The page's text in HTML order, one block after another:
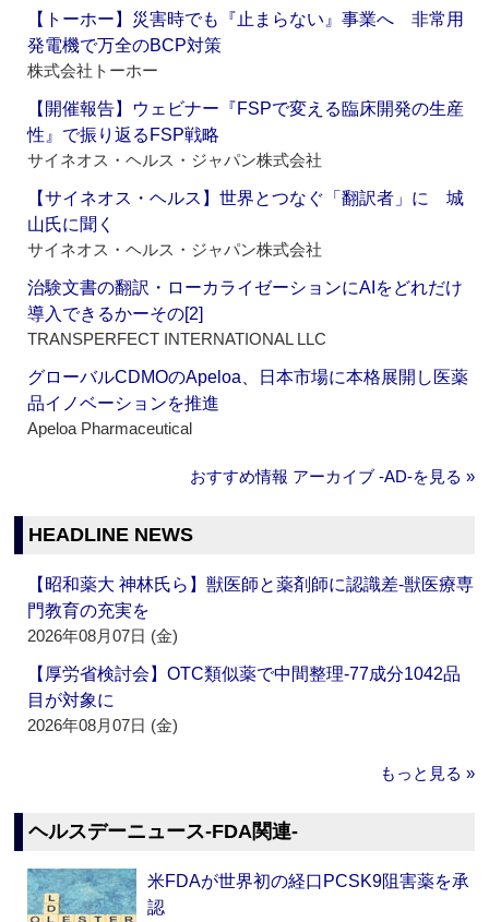
【トーホー】災害時でも『止まらない』事業へ 非常用
発電機で万全のBCP対策
株式会社トーホー
【開催報告】ウェビナー『FSPで変える臨床開発の生産
性』で振り返るFSP戦略
サイネオス・ヘルス・ジャパン株式会社
【サイネオス・ヘルス】世界とつなぐ「翻訳者」に 城
山氏に聞く
サイネオス・ヘルス・ジャパン株式会社
治験文書の翻訳・ローカライゼーションにAIをどれだけ
導入できるかーその[2]
TRANSPERFECT INTERNATIONAL LLC
グローバルCDMOのApeloa、日本市場に本格展開し医薬
品イノベーションを推進
Apeloa Pharmaceutical
おすすめ情報 アーカイブ ‐AD‐を見る »
HEADLINE NEWS
【昭和薬大 神林氏ら】獣医師と薬剤師に認識差‐獣医療専
門教育の充実を
2026年08月07日 (金)
【厚労省検討会】OTC類似薬で中間整理‐77成分1042品
目が対象に
2026年08月07日 (金)
もっと見る »
ヘルスデーニュース‐FDA関連‐
米FDAが世界初の経口PCSK9阻害薬を承
認